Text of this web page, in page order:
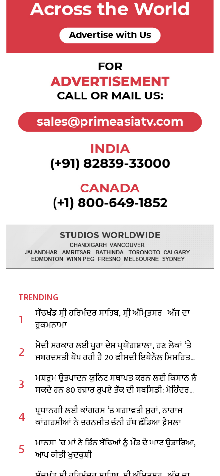
TRENDING
1
ਸੱਚਖੰਡ ਸ੍ਰੀ ਹਰਿਮੰਦਰ ਸਾਹਿਬ, ਸ੍ਰੀ ਅੰਮ੍ਰਿਤਸਰ : ਅੱਜ ਦਾ
ਹੁਕਮਨਾਮਾ
2
ਮੋਦੀ ਸਰਕਾਰ ਲਈ ਪੂਰਾ ਦੇਸ਼ ਪ੍ਰਯੋਗਸ਼ਾਲਾ, ਹੁਣ ਲੋਕਾਂ ‘ਤੇ
ਜ਼ਬਰਦਸਤੀ ਥੋਪ ਰਹੀ ਹੈ 20 ਫੀਸਦੀ ਇਥੇਨੌਲ ਮਿਸ਼ਰਿਤ
ਪੈਟਰੋਲ : ਕੇਜਰੀਵਾਲ
3
ਮਸ਼ਰੂਮ ਉਤਪਾਦਨ ਯੂਨਿਟ ਸਥਾਪਤ ਕਰਨ ਲਈ ਕਿਸਾਨ ਲੈ
ਸਕਦੇ ਹਨ 80 ਹਜ਼ਾਰ ਰੁਪਏ ਤੱਕ ਦੀ ਸਬਸਿਡੀ: ਮੋਹਿੰਦਰ
4
ਪ੍ਰਧਾਨਗੀ ਲਈ ਕਾਂਗਰਸ ‘ਚ ਬਗਾਵਤੀ ਸੁਰਾਂ, ਨਾਰਾਜ਼
ਕਾਂਗਰਸੀਆਂ ਨੇ ਚਰਨਜੀਤ ਚੰਨੀ ਹੱਥ ਛੱਡਿਆ ਫ਼ੈਸਲਾ
5
ਮਾਨਸਾ ’ਚ ਮਾਂ ਨੇ ਤਿੰਨ ਬੱਚਿਆਂ ਨੂੰ ਮੌਤ ਦੇ ਘਾਟ ਉਤਾਰਿਆ,
ਆਪ ਕੀਤੀ ਖੁਦਕੁਸ਼ੀ